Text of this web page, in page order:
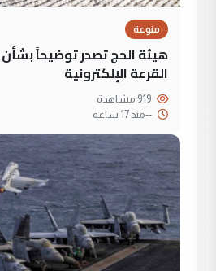
منوعة
هيئة الحج تصدر توضيحاً
القرعة الإلكترونية
--منذ 17 ساعة